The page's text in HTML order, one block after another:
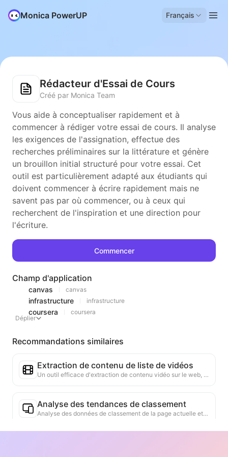
Monica PowerUP Français
Rédacteur d'Essai de Cours
Créé par Monica Team
Vous aide à conceptualiser rapidement et à
commencer à rédiger votre essai de cours. Il analyse
les exigences de l'assignation, effectue des
recherches préliminaires sur la littérature et génère
un brouillon initial structuré pour votre essai. Cet
outil est particulièrement adapté aux étudiants qui
doivent commencer à écrire rapidement mais ne
savent pas par où commencer, ou à ceux qui
recherchent de l'inspiration et une direction pour
l'écriture.
Commencer
Champ d'application
canvas canvas
infrastructure infrastructure
coursera
coursera
Déplier
Recommandations similaires
Extraction de contenu de liste de vidéos
Un outil efficace d'extraction de contenu vidéo sur le web, capable de scanner rapidement les pages et d'organiser les informations vidéo dans un tableau Markdown structuré.
Analyse des tendances de classement
Analyse des données de classement de la page actuelle et génération de rapports de tendance. Identification des catégories populaires, des types de produits en forte croissance et des technologies émergentes. Fourniture d'informations instantanées sur le marché pour vous aider à comprendre les dernières tendances des produits et les évolutions du marché.